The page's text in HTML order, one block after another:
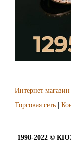
Интернет магазин
Торговая сеть
1998-2022 ©